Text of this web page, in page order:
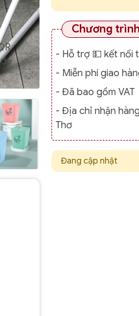
Chương
- Hỗ trợ 💵 kết nối
- Miễn phí giao
- Đã bao gồm VAT
- Địa chỉ nhận
Thơ
Đang cập nhật